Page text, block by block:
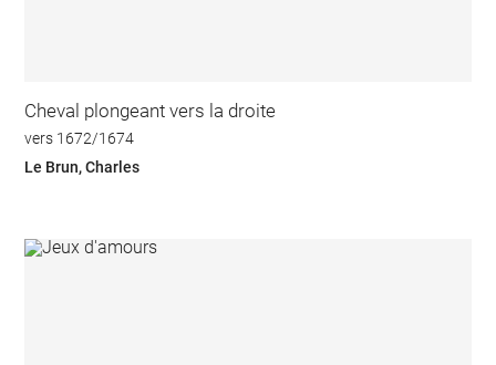
Cheval plongeant vers la droite
vers 1672/1674
Le Brun, Charles